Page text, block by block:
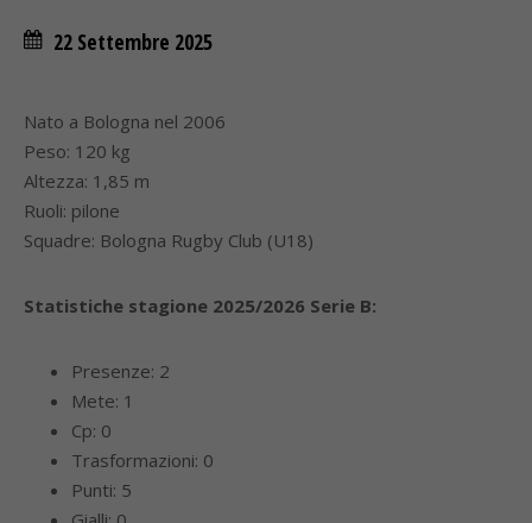
22 Settembre 2025
Nato a Bologna nel 2006
Peso: 120 kg
Altezza: 1,85 m
Ruoli: pilone
Squadre: Bologna Rugby Club (U18)
Statistiche stagione 2025/2026 Serie B:
Presenze: 2
Mete: 1
Cp: 0
Trasformazioni: 0
Punti: 5